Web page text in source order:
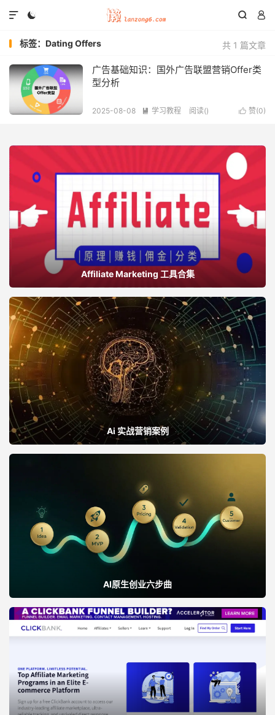
  

共 1 篇文章
标签：Dating Offers
广告基础知识：国外广告联盟营销Offer类
型分析
 赞(0)
2025-08-08  学习教程 阅读()
Affiliate Marketing 工具合集
Ai 实战营销案例
AI原生创业六步曲